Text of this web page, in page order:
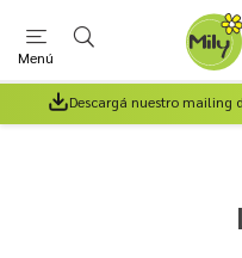
Menú
Descargá nuestro mailing